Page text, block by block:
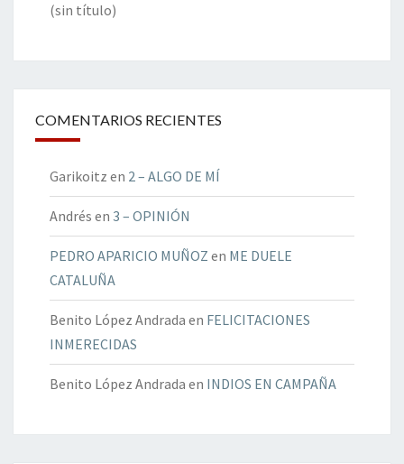
(sin título)
COMENTARIOS RECIENTES
Garikoitz en 2 – ALGO DE MÍ
Andrés en 3 – OPINIÓN
PEDRO APARICIO MUÑOZ en ME DUELE
CATALUÑA
Benito López Andrada en FELICITACIONES
INMERECIDAS
Benito López Andrada en INDIOS EN CAMPAÑA